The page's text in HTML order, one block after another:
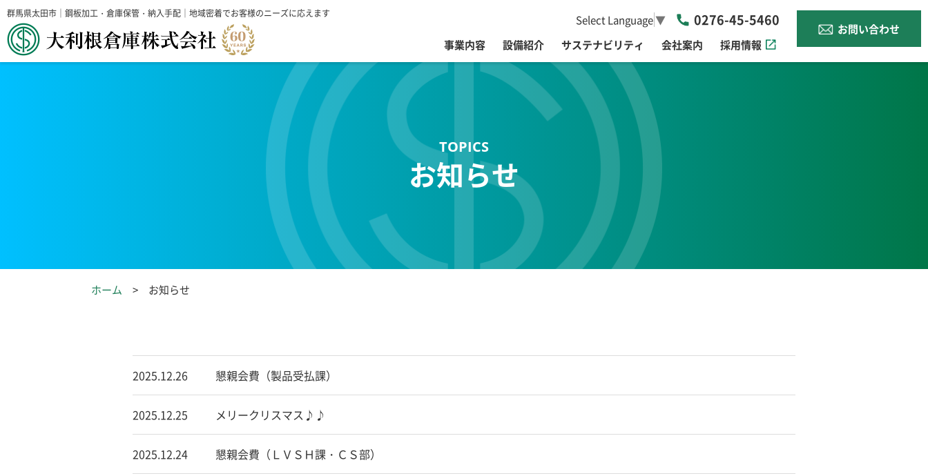
群馬県太田市｜鋼板加工・倉庫保管・納入手配｜地域密着でお客様のニーズに応えます 0276-45-5460
事業内容 設備紹介 サステナビリティ 会社案内 採用情報
お問い合わせ
Select Language▼
お知らせ
ホーム お知らせ
2025.12.26 懇親会費（製品受払課）
2025.12.25 メリークリスマス♪♪
2025.12.24 懇親会費（ＬＶＳＨ課・ＣＳ部）